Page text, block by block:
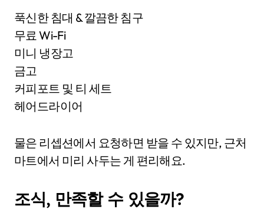
푹신한 침대 & 깔끔한 침구
무료 Wi-Fi
미니 냉장고
금고
커피포트 및 티 세트
헤어드라이어
물은 리셉션에서 요청하면 받을 수 있지만, 근처
마트에서 미리 사두는 게 편리해요.
조식, 만족할 수 있을까?